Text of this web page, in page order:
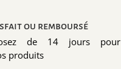
ou remboursé
de 14 jours pour
produits